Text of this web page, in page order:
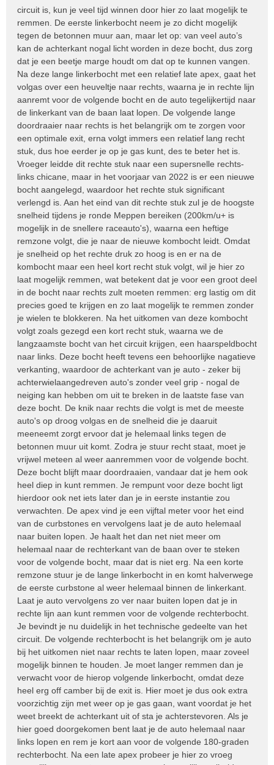
circuit is, kun je veel tijd winnen door hier zo laat mogelijk te
remmen. De eerste linkerbocht neem je zo dicht mogelijk
tegen de betonnen muur aan, maar let op: van veel auto’s
kan de achterkant nogal licht worden in deze bocht, dus zorg
dat je een beetje marge houdt om dat op te kunnen vangen.
Na deze lange linkerbocht met een relatief late apex, gaat het
volgas over een heuveltje naar rechts, waarna je in rechte lijn
aanremt voor de volgende bocht en de auto tegelijkertijd naar
de linkerkant van de baan laat lopen. De volgende lange
doordraaier naar rechts is het belangrijk om te zorgen voor
een optimale exit, erna volgt immers een relatief lang recht
stuk, dus hoe eerder je op je gas kunt, des te beter het is.
Vroeger leidde dit rechte stuk naar een supersnelle rechts-
links chicane, maar in het voorjaar van 2022 is er een nieuwe
bocht aangelegd, waardoor het rechte stuk significant
verlengd is. Aan het eind van dit rechte stuk zul je de hoogste
snelheid tijdens je ronde Meppen bereiken (200km/u+ is
mogelijk in de snellere raceauto's), waarna een heftige
remzone volgt, die je naar de nieuwe kombocht leidt. Omdat
je snelheid op het rechte druk zo hoog is en er na de
kombocht maar een heel kort recht stuk volgt, wil je hier zo
laat mogelijk remmen, wat betekent dat je voor een groot deel
in de bocht naar rechts zult moeten remmen: erg lastig om dit
precies goed te krijgen en zo laat mogelijk te remmen zonder
je wielen te blokkeren. Na het uitkomen van deze kombocht
volgt zoals gezegd een kort recht stuk, waarna we de
langzaamste bocht van het circuit krijgen, een haarspeldbocht
naar links. Deze bocht heeft tevens een behoorlijke nagatieve
verkanting, waardoor de achterkant van je auto - zeker bij
achterwielaangedreven auto's zonder veel grip - nogal de
neiging kan hebben om uit te breken in de laatste fase van
deze bocht. De knik naar rechts die volgt is met de meeste
auto's op droog volgas en de snelheid die je daaruit
meeneemt zorgt ervoor dat je helemaal links tegen de
betonnen muur uit komt. Zodra je stuur recht staat, moet je
vrijwel meteen al weer aanremmen voor de volgende bocht.
Deze bocht blijft maar doordraaien, vandaar dat je hem ook
heel diep in kunt remmen. Je rempunt voor deze bocht ligt
hierdoor ook net iets later dan je in eerste instantie zou
verwachten. De apex vind je een vijftal meter voor het eind
van de curbstones en vervolgens laat je de auto helemaal
naar buiten lopen. Je haalt het dan net niet meer om
helemaal naar de rechterkant van de baan over te steken
voor de volgende bocht, maar dat is niet erg. Na een korte
remzone stuur je de lange linkerbocht in en komt halverwege
de eerste curbstone al weer helemaal binnen de linkerkant.
Laat je auto vervolgens zo ver naar buiten lopen dat je in
rechte lijn aan kunt remmen voor de volgende rechterbocht.
Je bevindt je nu duidelijk in het technische gedeelte van het
circuit. De volgende rechterbocht is het belangrijk om je auto
bij het uitkomen niet naar rechts te laten lopen, maar zoveel
mogelijk binnen te houden. Je moet langer remmen dan je
verwacht voor de hierop volgende linkerbocht, omdat deze
heel erg off camber bij de exit is. Hier moet je dus ook extra
voorzichtig zijn met weer op je gas gaan, want voordat je het
weet breekt de achterkant uit of sta je achterstevoren. Als je
hier goed doorgekomen bent laat je de auto helemaal naar
links lopen en rem je kort aan voor de volgende 180-graden
rechterbocht. Na een late apex probeer je hier zo vroeg